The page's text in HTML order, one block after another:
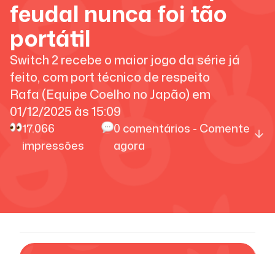
feudal nunca foi tão
portátil
Switch 2 recebe o maior jogo da série já
feito, com port técnico de respeito
Rafa (Equipe Coelho no Japão) em
01/12/2025 às15:09
17.066
impressões
0 comentários - Comente
agora